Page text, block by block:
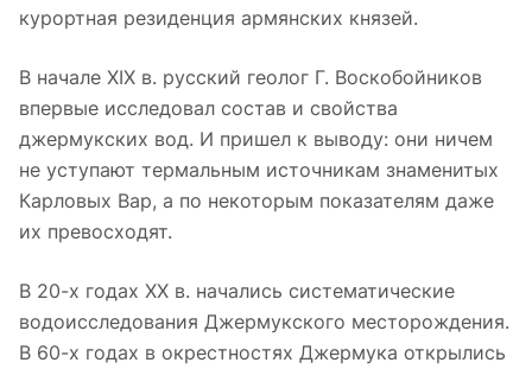
курортная резиденция армянских князей.
В начале XIX в. русский геолог Г. Воскобойников
впервые исследовал состав и свойства
джермукских вод. И пришел к выводу: они ничем
не уступают термальным источникам знаменитых
Карловых Вар, а по некоторым показателям даже
их превосходят.
В 20-х годах XX в. начались систематические
водоисследования Джермукского месторождения.
В 60-х годах в окрестностях Джермука открылись